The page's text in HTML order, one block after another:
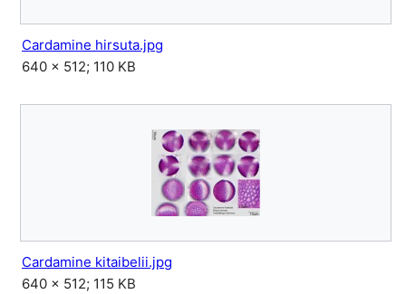
Cardamine hirsuta.jpg
640 × 512; 110 KB
Cardamine kitaibelii.jpg
640 × 512; 115 KB